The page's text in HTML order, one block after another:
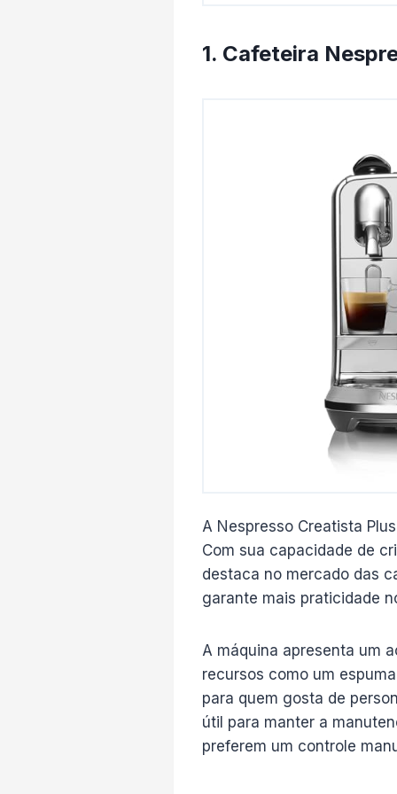
1. Cafeteira
A Nespresso Creatista
Com sua capacidade de
destaca no mercado das
garante mais praticidade
A máquina apresenta um
recursos como um
para quem gosta de
útil para manter a
preferem um controle